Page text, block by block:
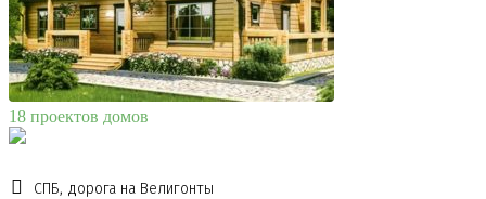
18 проектов домов
СПБ, дорога на Велигонты